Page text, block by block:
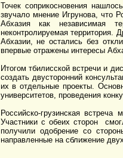
Точек соприкосновения
звучало мнение Игрунова, что
Абхазия как независимая
неконтролируемая
Абхазии, не остались без
впервые отражены интересы
Итогом тбилисской встречи и
создать двусторонний
их в отдельные проекты.
университетов, проведения
Российско-грузинская
Участники с обеих сторон
получили одобрение со
направленные на сближение